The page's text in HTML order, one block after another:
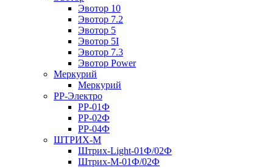
Эвотор 10
Эвотор 7.2
Эвотор 5
Эвотор 5I
Эвотор 7.3
Эвотор Power
Меркурий
Меркурий
РР-Электро
РР-01Ф
РР-02Ф
РР-04Ф
ШТРИХ-М
Штрих-Light-01Ф/02Ф
Штрих-М-01Ф/02Ф